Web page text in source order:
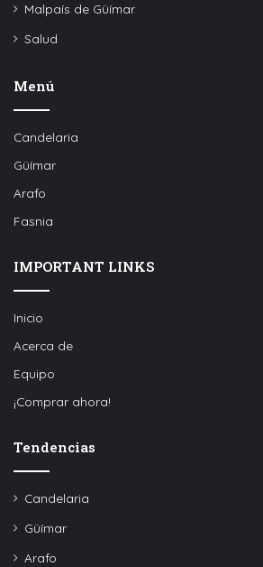
Malpaís de Güímar
Salud
Menú
Candelaria
Güímar
Arafo
Fasnia
IMPORTANT LINKS
Inicio
Acerca de
Equipo
¡Comprar ahora!
Tendencias
Candelaria
Güímar
Arafo